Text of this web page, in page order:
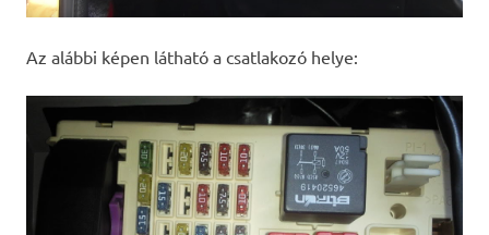
Az alábbi képen látható a csatlakozó helye: